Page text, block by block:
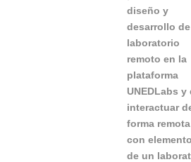
diseño y
desarrollo
laboratorio
remoto en la
plataforma
UNEDLabs y
interactuar
forma remota
con
de un